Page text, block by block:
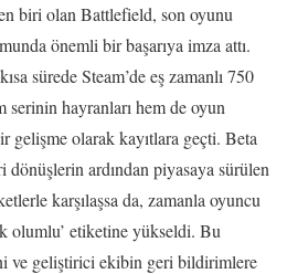
biri olan Battlefield, son oyunu
önemli bir başarıya imza attı.
sürede Steam’de eş zamanlı 750
serinin hayranları hem de oyun
gelişme olarak kayıtlara geçti. Beta
dönüşlerin ardından piyasaya sürülen
karşılaşsa da, zamanla oyuncu
olumlu’ etiketine yükseldi. Bu
ve geliştirici ekibin geri bildirimlere